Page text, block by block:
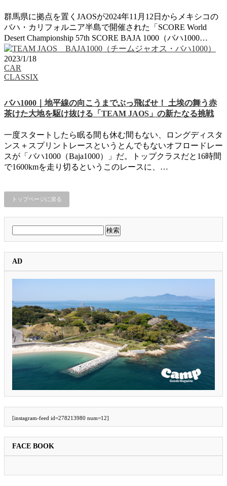
群馬県に拠点を置くJAOSが2024年11月12日からメキシコの
バハ・カリフォルニア半島で開催された「SCORE World
Desert Championship 57th SCORE BAJA 1000（バハ1000…
2023/1/18
CAR
CLASSIX
バハ1000｜地平線の向こうまでぶっ飛ばせ！ 土埃の舞う赤
茶けた大地を駆け抜ける「TEAM JAOS」の新たなる挑戦
一度スタートしたら眠る間も休む間もない、ロングディスタ
ンス＋スプリントレースというとんでもないオフロードレー
スが「バハ1000（Baja1000）」だ。トップクラスだと16時間
で1600kmを走り切るというこのレースに、…
トップページに戻る
索:
AD
[instagram-feed id=278213980 num=12]
FACE BOOK